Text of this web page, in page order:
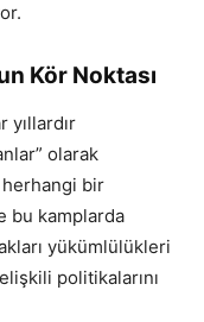
Kör Noktası
yıllardır
olarak
bir
bu kamplarda
yükümlülükleri
politikalarını